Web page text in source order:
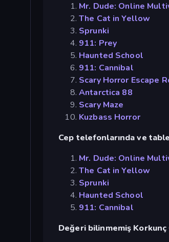
Mr. Dude: Online
The Cat in Yellow
Sprunki
911: Prey
Haunted School
911: Cannibal
Scary Horror Escape
Antarctica 88
Scary Maze
Kuzbass Horror
Cep telefonlarında ve
Mr. Dude: Online
The Cat in Yellow
Sprunki
Haunted School
911: Cannibal
Değeri bilinmemiş